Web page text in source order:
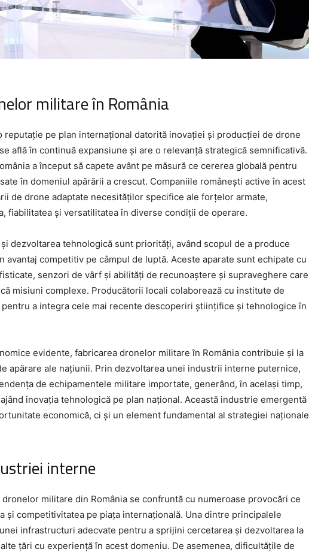
militare în România
reputație pe plan internațional datorită inovației și producției de drone
află în continuă expansiune și are o relevanță strategică semnificativă.
a început să capete avânt pe măsură ce cererea globală pentru
în domeniul apărării a crescut. Companiile românești active în acest
de drone adaptate necesităților specifice ale forțelor armate,
fiabilitatea și versatilitatea în diverse condiții de operare.
dezvoltarea tehnologică sunt priorități, având scopul de a produce
avantaj competitiv pe câmpul de luptă. Aceste aparate sunt echipate cu
senzori de vârf și abilități de recunoaștere și supraveghere care
misiuni complexe. Producătorii locali colaborează cu institute de
a integra cele mai recente descoperiri științifice și tehnologice în
evidente, fabricarea dronelor militare în România contribuie și la
apărare ale națiunii. Prin dezvoltarea unei industrii interne puternice,
de echipamentele militare importate, generând, în același timp,
inovația tehnologică pe plan național. Această industrie emergentă
economică, ci și un element fundamental al strategiei naționale
interne
militare din România se confruntă cu numeroase provocări ce
și competitivitatea pe piața internațională. Una dintre principalele
infrastructuri adecvate pentru a sprijini cercetarea și dezvoltarea la
țări cu experiență în acest domeniu. De asemenea, dificultățile de